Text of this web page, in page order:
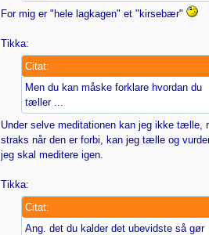
For mig er "hele lagkagen" et "kirsebær"
Tikka:
Citat:
Men du kan måske forklare hvordan du
tæller ...
Under selve meditationen kan jeg ikke tælle,
straks når den er forbi, kan jeg tælle og
jeg skal meditere igen.
Tikka:
Citat:
Ang. det du kalder det ubevidste så gør